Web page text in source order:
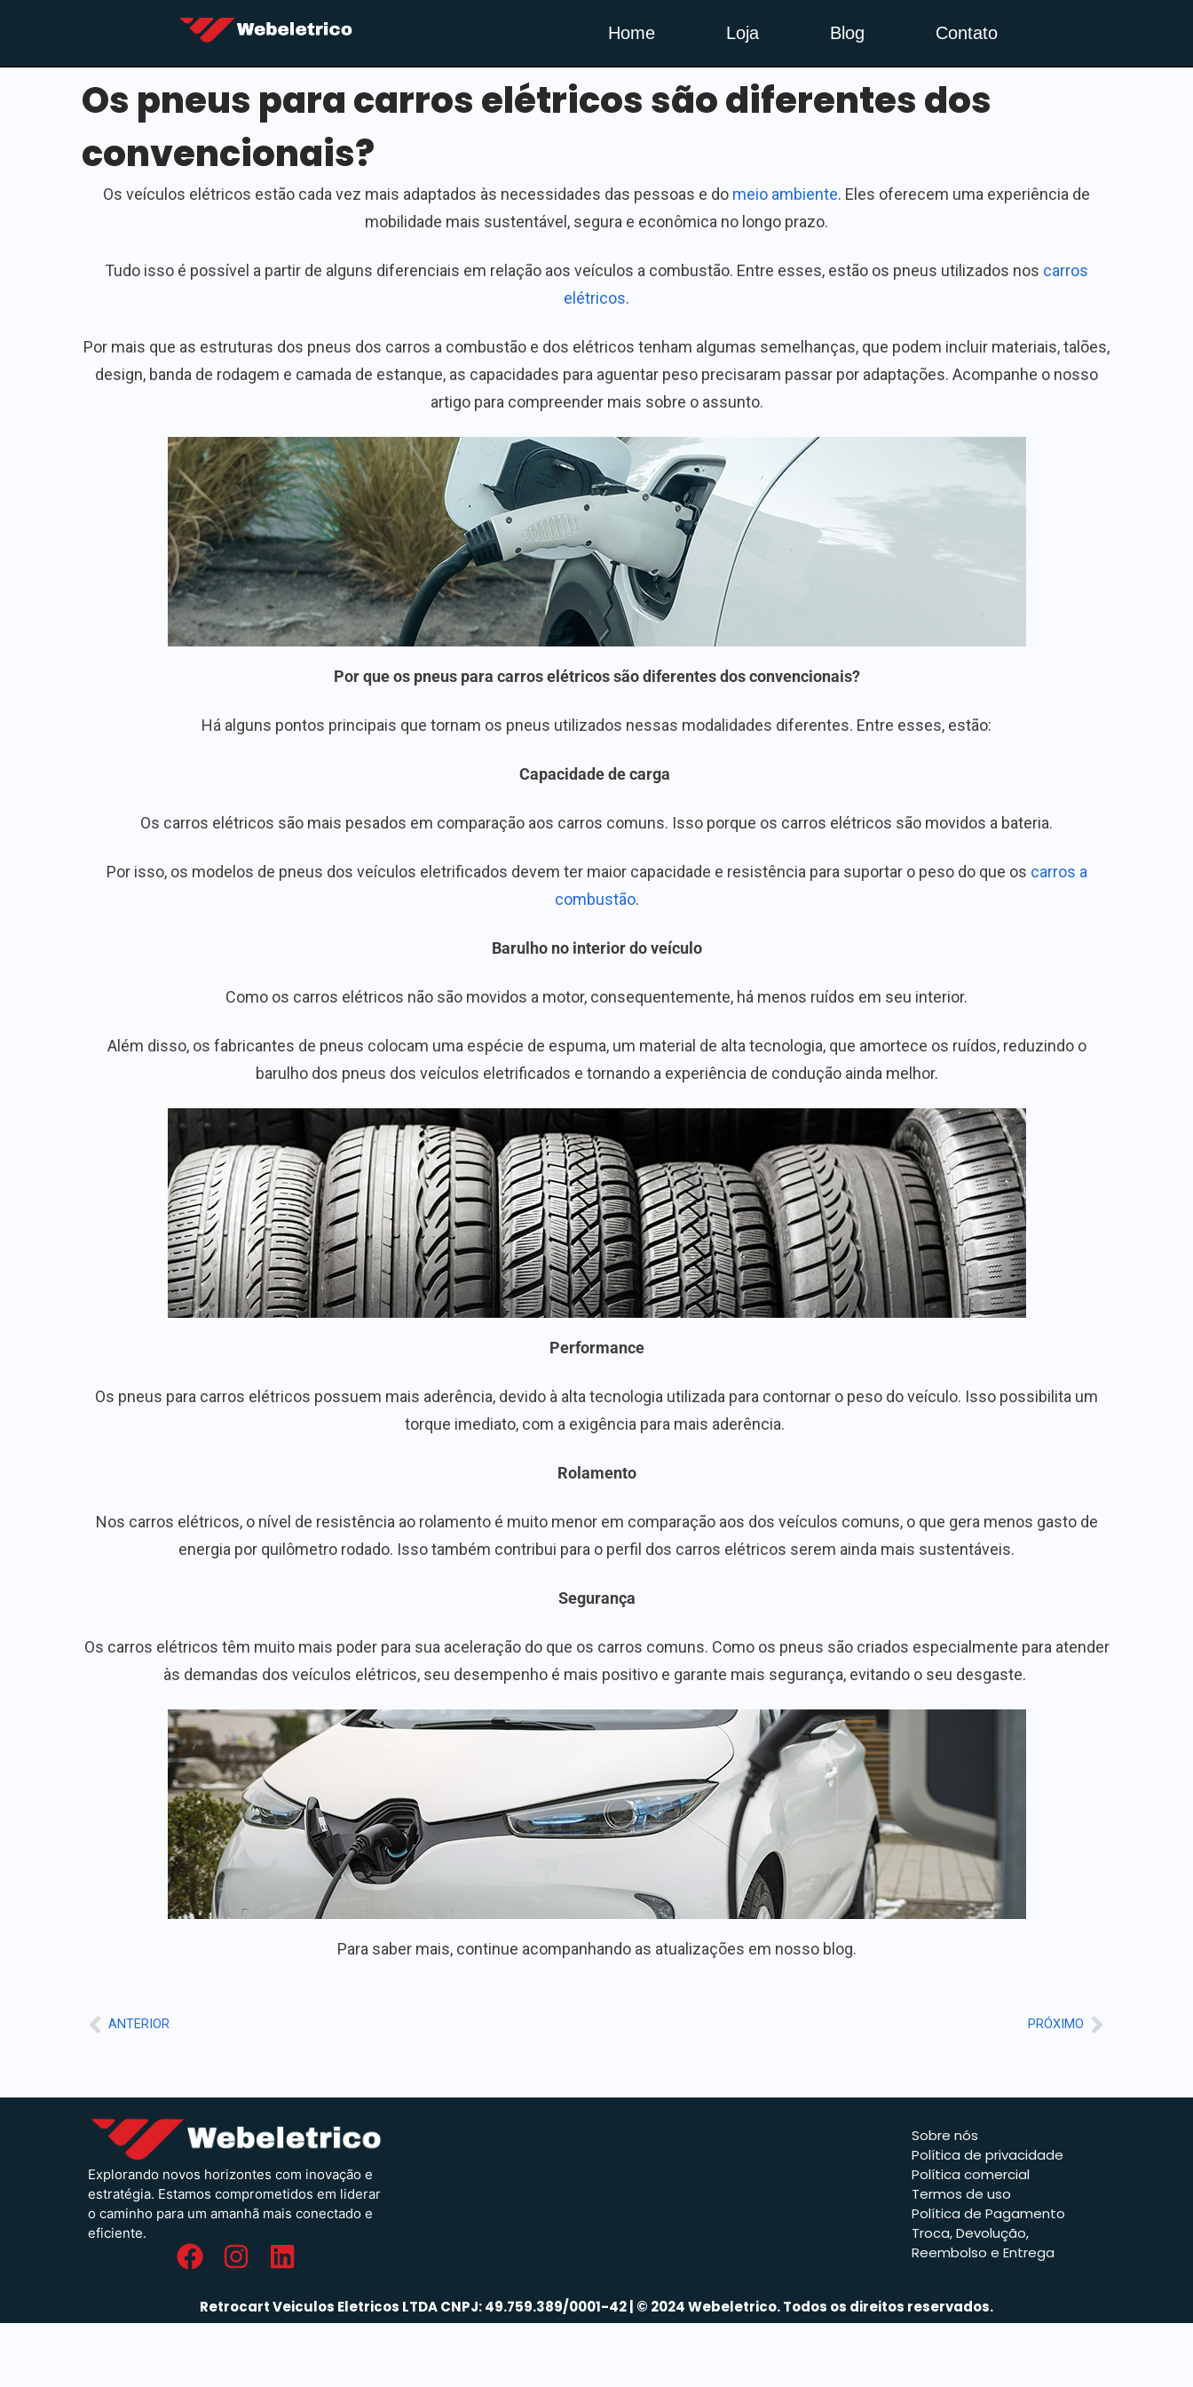
Home Loja Blog Contato
Os pneus para carros elétricos são diferentes dos
convencionais?
Os veículos elétricos estão cada vez mais adaptados às necessidades das pessoas e do meio ambiente. Eles oferecem uma experiência de
mobilidade mais sustentável, segura e econômica no longo prazo.
Tudo isso é possível a partir de alguns diferenciais em relação aos veículos a combustão. Entre esses, estão os pneus utilizados nos carros
elétricos.
Por mais que as estruturas dos pneus dos carros a combustão e dos elétricos tenham algumas semelhanças, que podem incluir materiais, talões,
design, banda de rodagem e camada de estanque, as capacidades para aguentar peso precisaram passar por adaptações. Acompanhe o nosso
artigo para compreender mais sobre o assunto.
Por que os pneus para carros elétricos são diferentes dos convencionais?
Há alguns pontos principais que tornam os pneus utilizados nessas modalidades diferentes. Entre esses, estão:
Capacidade de carga
Os carros elétricos são mais pesados em comparação aos carros comuns. Isso porque os carros elétricos são movidos a bateria.
Por isso, os modelos de pneus dos veículos eletrificados devem ter maior capacidade e resistência para suportar o peso do que os carros a
combustão.
Barulho no interior do veículo
Como os carros elétricos não são movidos a motor, consequentemente, há menos ruídos em seu interior.
Além disso, os fabricantes de pneus colocam uma espécie de espuma, um material de alta tecnologia, que amortece os ruídos, reduzindo o
barulho dos pneus dos veículos eletrificados e tornando a experiência de condução ainda melhor.
Performance
Os pneus para carros elétricos possuem mais aderência, devido à alta tecnologia utilizada para contornar o peso do veículo. Isso possibilita um
torque imediato, com a exigência para mais aderência.
Rolamento
Nos carros elétricos, o nível de resistência ao rolamento é muito menor em comparação aos dos veículos comuns, o que gera menos gasto de
energia por quilômetro rodado. Isso também contribui para o perfil dos carros elétricos serem ainda mais sustentáveis.
Segurança
Os carros elétricos têm muito mais poder para sua aceleração do que os carros comuns. Como os pneus são criados especialmente para atender
às demandas dos veículos elétricos, seu desempenho é mais positivo e garante mais segurança, evitando o seu desgaste.
Para saber mais, continue acompanhando as atualizações em nosso blog.
ANTERIOR PRÓXIMO
Explorando novos horizontes com inovação e
estratégia. Estamos comprometidos em liderar
o caminho para um amanhã mais conectado e
eficiente.
Sobre nós
Política de privacidade
Política comercial
Termos de uso
Política de Pagamento
Troca, Devolução,
Reembolso e Entrega
Retrocart Veiculos Eletricos LTDA CNPJ: 49.759.389/0001-42 | © 2024 Webeletrico. Todos os direitos reservados.